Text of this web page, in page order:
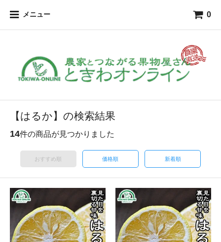
メニュー 0
【はるか】の検索結果
14件の商品が見つかりました
おすすめ順 価格順 新着順